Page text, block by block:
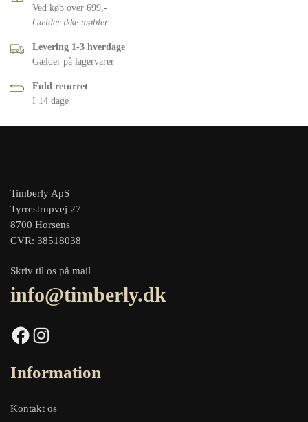
Ved køb over 699,-
Gælder ikke møbler
Levering 1-3 hverdage
Gælder på lagervarer
Fuld returret
I 14 dage
Timberly ApS
Tyrrestrupvej 27
8700 Horsens
CVR: 38518038
Skriv til os på mail
info@timberly.dk
Facebook Instagram
Information
Kontakt os